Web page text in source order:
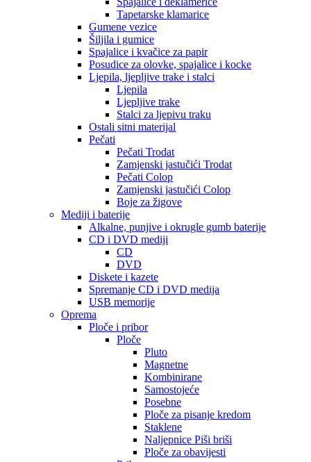
Tapetarske klamarice
Gumene vezice
Šiljila i gumice
Spajalice i kvačice za papir
Posudice za olovke, spajalice i kocke
Ljepila, ljepljive trake i stalci
Ljepila
Ljepljive trake
Stalci za ljepivu traku
Ostali sitni materijal
Pečati
Pečati Trodat
Zamjenski jastučići Trodat
Pečati Colop
Zamjenski jastučići Colop
Boje za žigove
Mediji i baterije
Alkalne, punjive i okrugle gumb baterije
CD i DVD mediji
CD
DVD
Diskete i kazete
Spremanje CD i DVD medija
USB memorije
Oprema
Ploče i pribor
Ploče
Pluto
Magnetne
Kombinirane
Samostojeće
Posebne
Ploče za pisanje kredom
Staklene
Naljepnice Piši briši
Ploče za obavijesti